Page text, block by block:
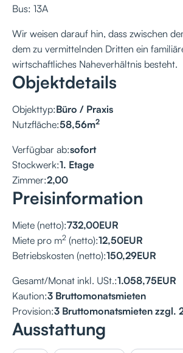
Bus: 13A
Wir weisen darauf hin, dass zwischen
dem zu vermittelnden Dritten ein
wirtschaftliches Naheverhältnis besteht.
Objektdetails
Objekttyp:Büro / Praxis
Nutzfläche:58,56m2
Verfügbar ab:sofort
Stockwerk:1. Etage
Zimmer:2,00
Preisinformation
Miete (netto):732,00EUR
Miete pro m2 (netto):12,50EUR
Betriebskosten (netto):150,29EUR
Gesamt/Monat inkl. USt.:1.058,75EUR
Kaution:3 Bruttomonatsmieten
Provision:3 Bruttomonatsmieten zzgl.
Ausstattung